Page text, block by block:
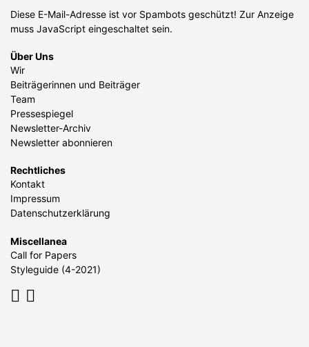
Diese E-Mail-Adresse ist vor Spambots geschützt! Zur Anzeige
muss JavaScript eingeschaltet sein.
Über Uns
Wir
Beiträgerinnen und Beiträger
Team
Pressespiegel
Newsletter-Archiv
Newsletter abonnieren
Rechtliches
Kontakt
Impressum
Datenschutzerklärung
Miscellanea
Call for Papers
Styleguide (4-2021)